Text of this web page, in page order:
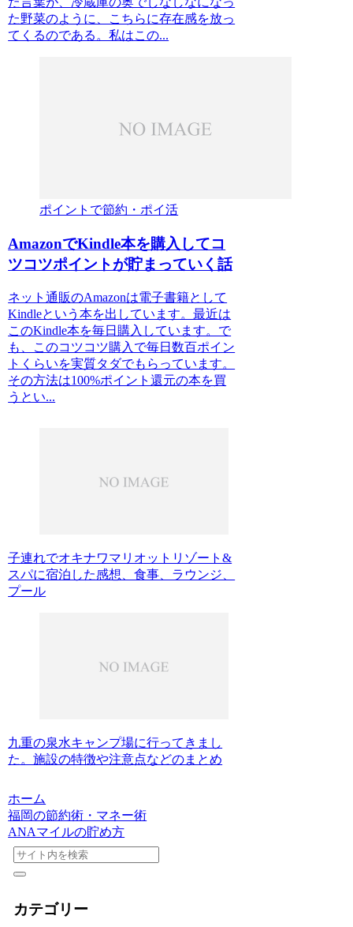
た野菜のように、こちらに存在感を放っ
てくるのである。私はこの...
ポイントで節約・ポイ活
AmazonでKindle本を購入してコ
ツコツポイントが貯まっていく話
ネット通販のAmazonは電子書籍として
Kindleという本を出しています。最近は
このKindle本を毎日購入しています。で
も、このコツコツ購入で毎日数百ポイン
トくらいを実質タダでもらっています。
その方法は100%ポイント還元の本を買
うとい...
子連れでオキナワマリオットリゾート&
スパに宿泊した感想、食事、ラウンジ、
プール
九重の泉水キャンプ場に行ってきまし
た。施設の特徴や注意点などのまとめ
ホーム
福岡の節約術・マネー術
ANAマイルの貯め方
カテゴリー